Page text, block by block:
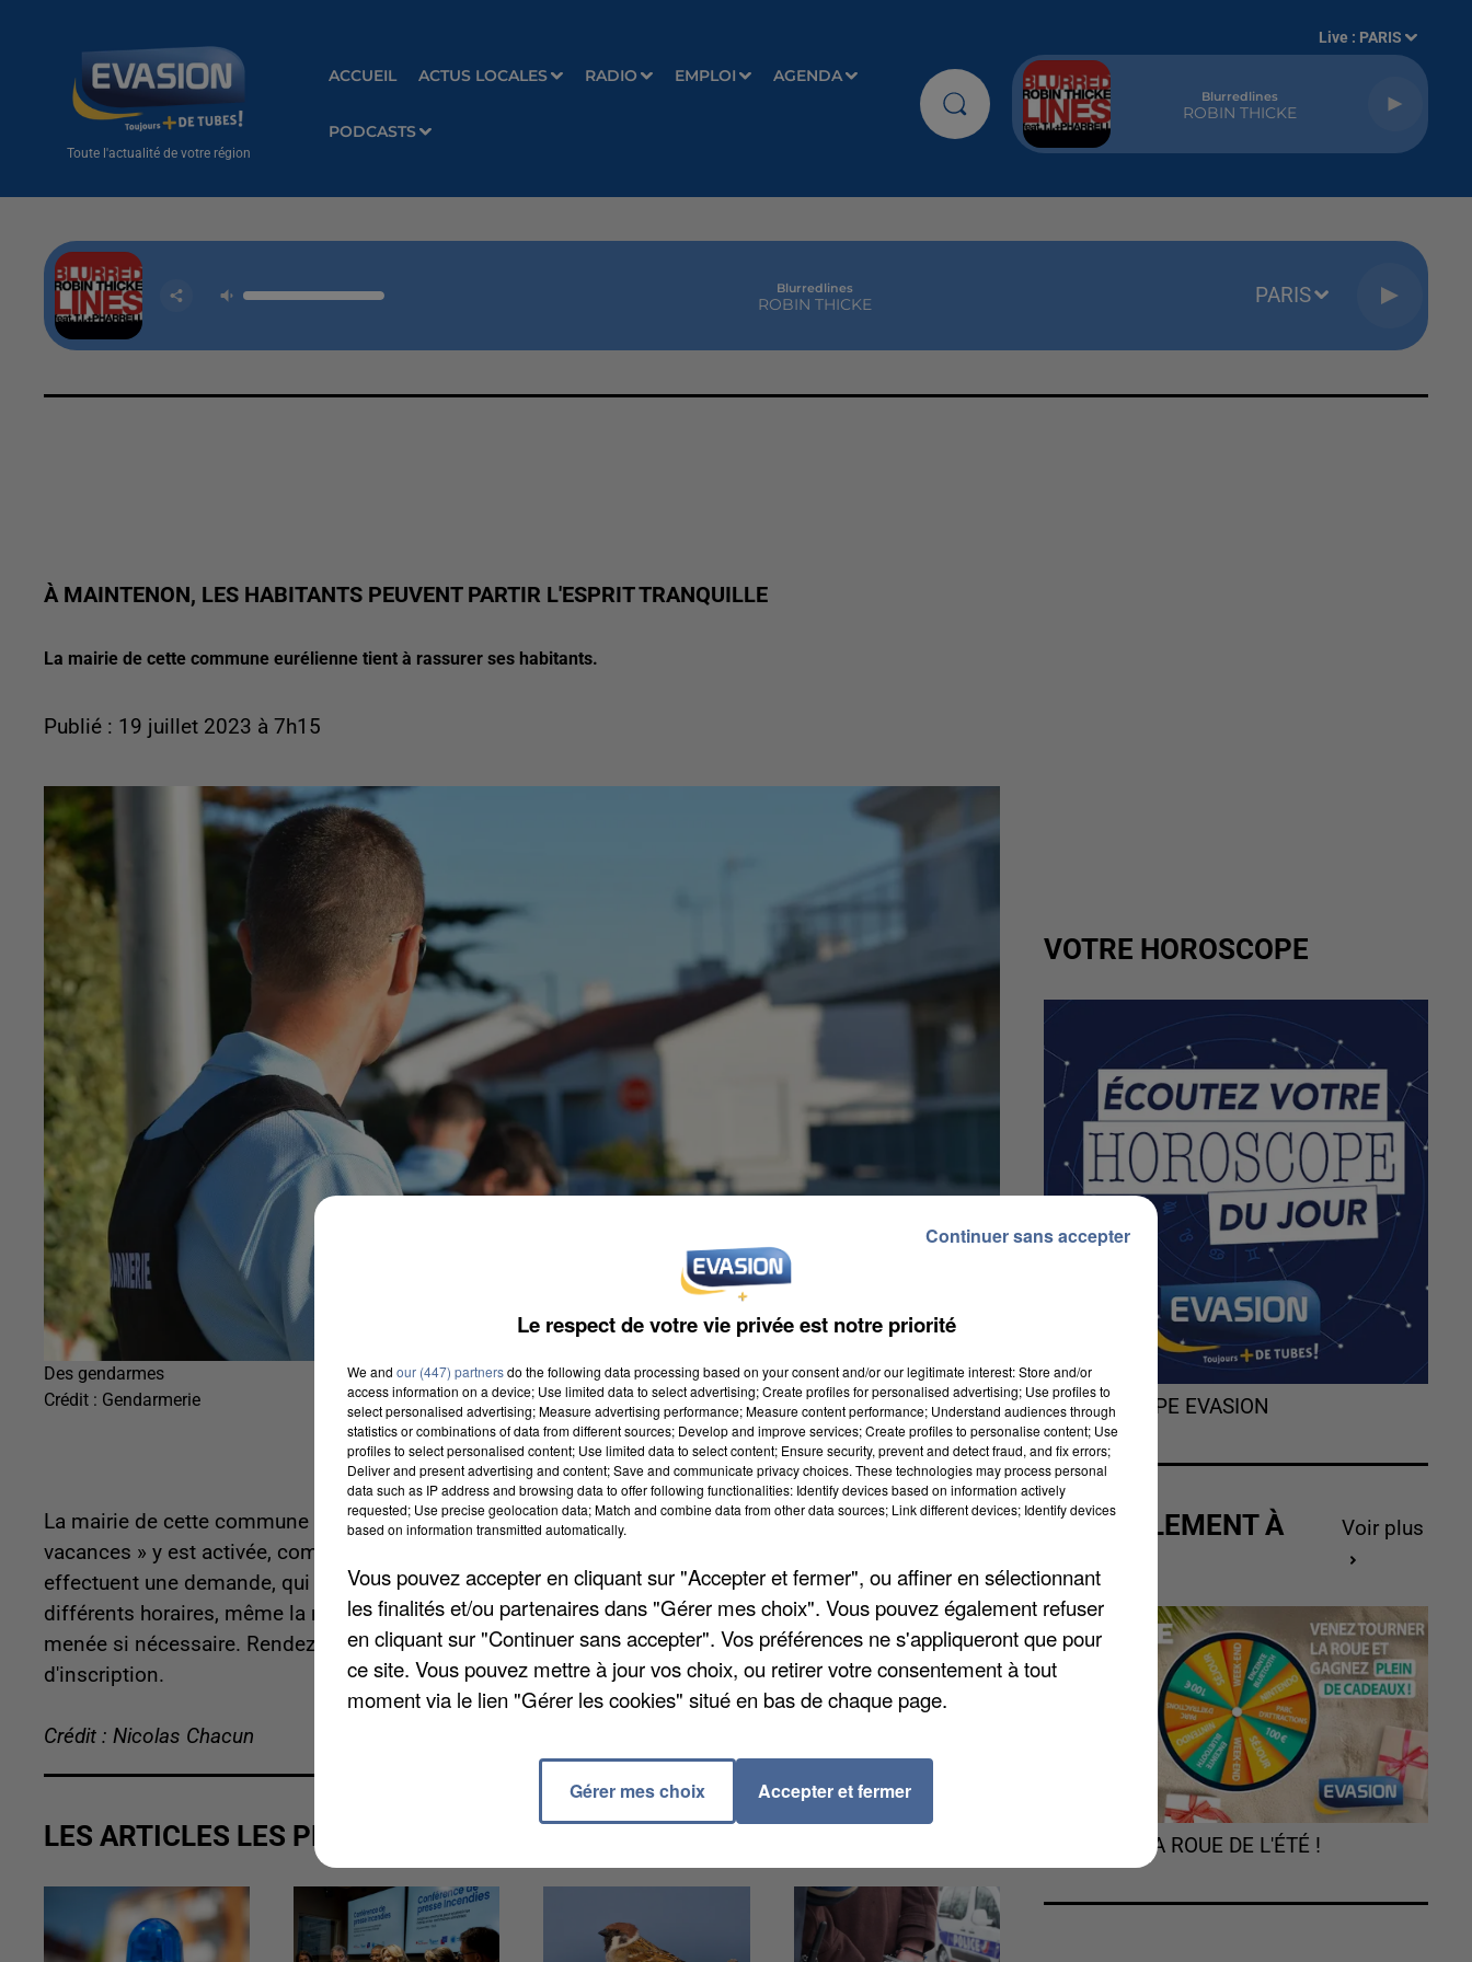
Toute l'actualité de votre région
ACCUEIL ACTUS LOCALES RADIO EMPLOI AGENDA
PODCASTS
Live : PARIS
Blurredlines
ROBIN THICKE
Blurredlines
ROBIN THICKE PARIS
À MAINTENON, LES HABITANTS PEUVENT PARTIR L'ESPRIT TRANQUILLE
La mairie de cette commune eurélienne tient à rassurer ses habitants.
Publié : 19 juillet 2023 à 7h15
Des gendarmes
Crédit : Gendarmerie
La mairie de cette commune eurélienne tient à rassurer ses habitants. L'opération « tranquillité
vacances » y est activée, comme le restant de l'année. Les riverains qui vont quitter leur domicile
effectuent une demande, qui est transférée aux gendarmes. Des rondes sont alors organisées à
différents horaires, même la nuit. En cas de problème, les habitants sont alertés, et une enquête est
menée si nécessaire. Rendez-vous surwww.mairie-maintenon.frpour télécharger le bulletin
d'inscription.
Crédit : Nicolas Chacun
LES ARTICLES LES PLUS VUS
VOTRE HOROSCOPE
L'HOROSCOPE EVASION
ACTUELLEMENT À
Voir plus
TOURNEZ LA ROUE DE L'ÉTÉ !
Le respect de votre vie privée est notre priorité
We and our (447) partnersdo the following data processing based on your consent and/or our legitimate interest: Store and/or
access information on a device; Use limited data to select advertising; Create profiles for personalised advertising; Use profiles to
select personalised advertising; Measure advertising performance; Measure content performance; Understand audiences through
statistics or combinations of data from different sources; Develop and improve services; Create profiles to personalise content; Use
profiles to select personalised content; Use limited data to select content; Ensure security, prevent and detect fraud, and fix errors;
Deliver and present advertising and content; Save and communicate privacy choices. These technologies may process personal
data such as IP address and browsing data to offer following functionalities: Identify devices based on information actively
requested; Use precise geolocation data; Match and combine data from other data sources; Link different devices; Identify devices
based on information transmitted automatically.
Vous pouvez accepter en cliquant sur "Accepter et fermer", ou affiner en sélectionnant
les finalités et/ou partenaires dans "Gérer mes choix". Vous pouvez également refuser
en cliquant sur "Continuer sans accepter". Vos préférences ne s'appliqueront que pour
ce site. Vous pouvez mettre à jour vos choix, ou retirer votre consentement à tout
moment via le lien "Gérer les cookies" situé en bas de chaque page.
Gérer mes choix Accepter et fermer
Continuer sans accepter